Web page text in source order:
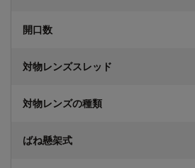
開口数
対物レンズスレッド
対物レンズの種類
ばね懸架式